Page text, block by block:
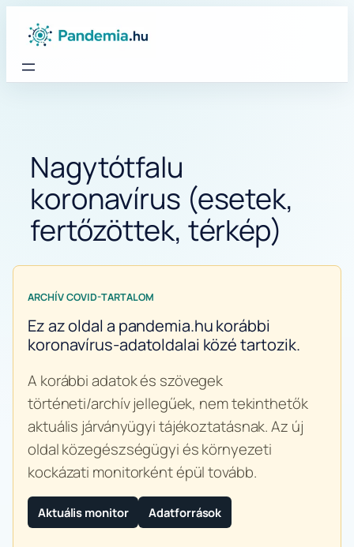
Nagytótfalu
koronavírus (esetek,
fertőzöttek, térkép)
ARCHÍV COVID-TARTALOM
Ez az oldal a pandemia.hu korábbi
koronavírus-adatoldalai közé tartozik.
A korábbi adatok és szövegek
történeti/archív jellegűek, nem tekinthetők
aktuális járványügyi tájékoztatásnak. Az új
oldal közegészségügyi és környezeti
kockázati monitorként épül tovább.
Aktuális monitor Adatforrások